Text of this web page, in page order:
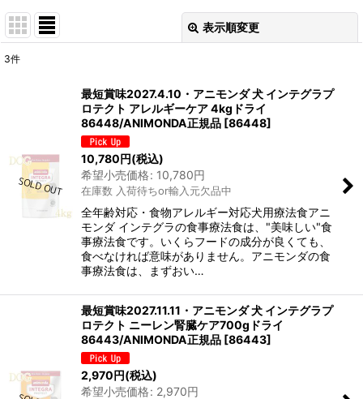
表示順変更
絞り込む
3件
最短賞味2027.4.10・アニモンダ 犬 インテグラプ
ロテクト アレルギーケア 4kgドライ
86448/ANIMONDA正規品 [86448]
10,780円(税込)
希望小売価格: 10,780円
在庫数 入荷待ちor輸入元欠品中
全年齢対応・食物アレルギー対応犬用療法食アニ
モンダ インテグラの食事療法食は、"美味しい"食
事療法食です。いくらフードの成分が良くても、
食べなければ意味がありません。アニモンダの食
事療法食は、まずおい…
最短賞味2027.11.11・アニモンダ 犬 インテグラプ
ロテクト ニーレン腎臓ケア700gドライ
86443/ANIMONDA正規品 [86443]
2,970円(税込)
希望小売価格: 2,970円